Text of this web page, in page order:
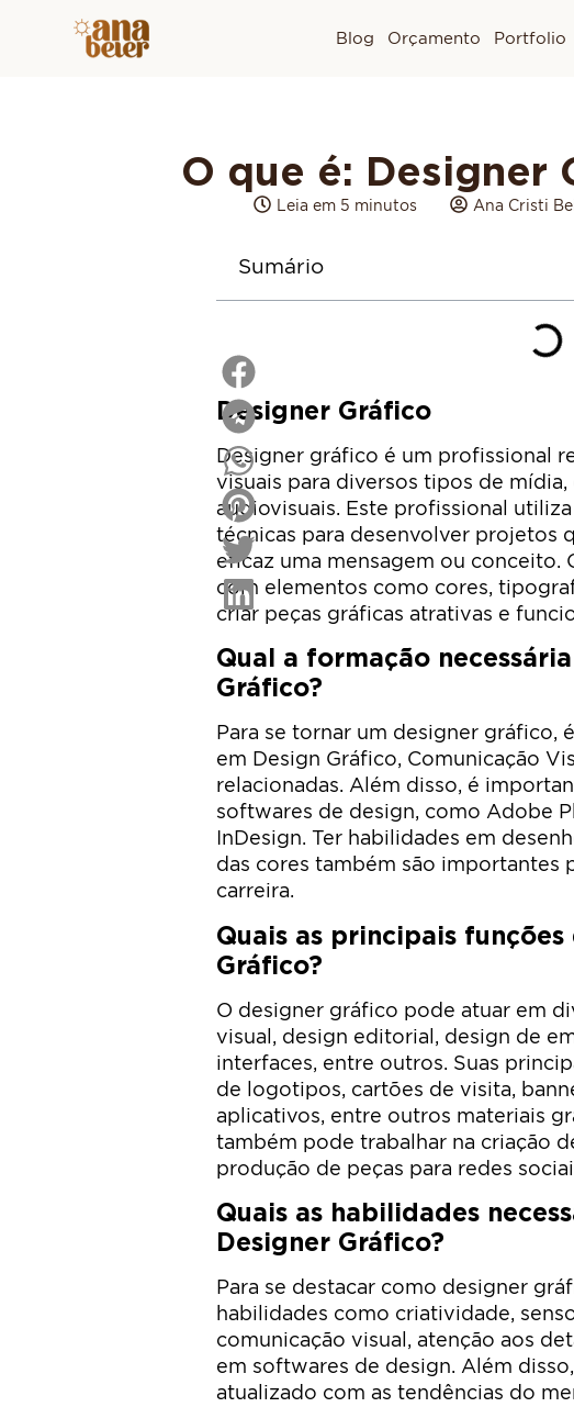
Blog Orçamento Portfolio
O que é: Designer
Leia em 5 minutos Ana Cristi
Sumário
Designer Gráfico
Designer gráfico é um profissional
visuais para diversos tipos de
audiovisuais. Este profissional
técnicas para desenvolver projetos
eficaz uma mensagem ou conceito.
com elementos como cores,
criar peças gráficas atrativas e
Qual a formação
Gráfico?
Para se tornar um designer gráfico,
em Design Gráfico, Comunicação
relacionadas. Além disso, é
softwares de design, como Adobe
InDesign. Ter habilidades em
das cores também são importantes
carreira.
Quais as principais
Gráfico?
O designer gráfico pode atuar em
visual, design editorial, design de
interfaces, entre outros. Suas
de logotipos, cartões de visita,
aplicativos, entre outros materiais
também pode trabalhar na criação
produção de peças para redes
Quais as habilidades
Designer Gráfico?
Para se destacar como designer
habilidades como criatividade,
comunicação visual, atenção aos
em softwares de design. Além
atualizado com as tendências do